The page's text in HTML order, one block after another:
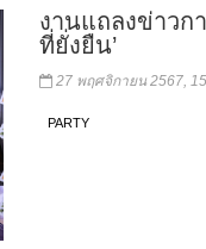
งานแถลงข่าวก
ที่ยั่งยืน’
27 พฤศจิกายน 2567,
PARTY